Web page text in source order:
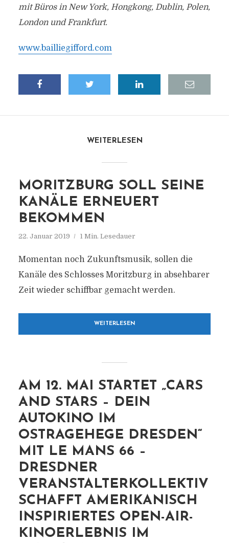
mit Büros in New York, Hongkong, Dublin, Polen,
London und Frankfurt.
www.bailliegifford.com
WEITERLESEN
MORITZBURG SOLL SEINE
KANÄLE ERNEUERT
BEKOMMEN
22. Januar 2019 1 Min. Lesedauer
Momentan noch Zukunftsmusik, sollen die
Kanäle des Schlosses Moritzburg in absehbarer
Zeit wieder schiffbar gemacht werden.
WEITERLESEN
AM 12. MAI STARTET „CARS
AND STARS – DEIN
AUTOKINO IM
OSTRAGEHEGE DRESDEN“
MIT LE MANS 66 –
DRESDNER
VERANSTALTERKOLLEKTIV
SCHAFFT AMERIKANISCH
INSPIRIERTES OPEN-AIR-
KINOERLEBNIS IM